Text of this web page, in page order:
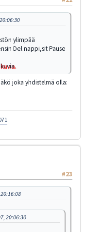
ylimpää
Del nappi,sit Pause
joka yhdistelmä olla:
#23
20:06:30